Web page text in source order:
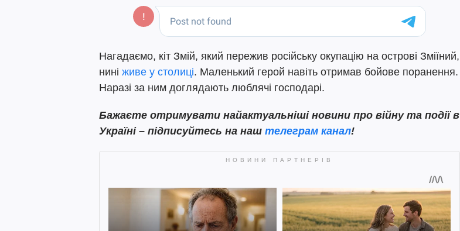
Нагадаємо, кіт Змій, який пережив російську окупацію на острові Зміїний,
нині живе у столиці. Маленький герой навіть отримав бойове поранення.
Наразі за ним доглядають люблячі господарі.
Бажаєте отримувати найактуальніші новини про війну та події в
Україні – підписуйтесь на наш телеграм канал!